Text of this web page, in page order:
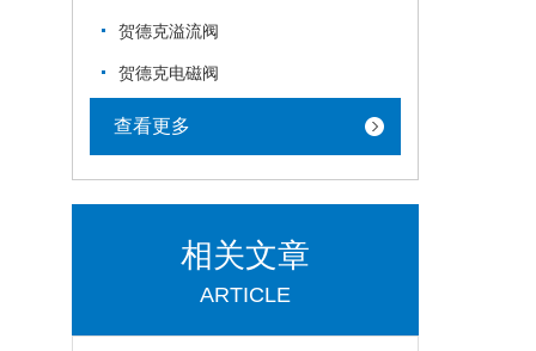
贺德克溢流阀
贺德克电磁阀
查看更多
相关文章
ARTICLE